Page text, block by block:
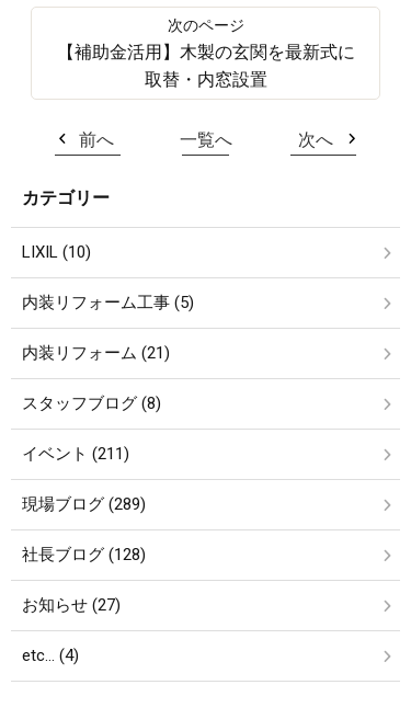
【補助金活用】木製の玄関を最新式に
取替・内窓設置
前へ 一覧へ 次へ
カテゴリー
LIXIL (10)
内装リフォーム工事 (5)
内装リフォーム (21)
スタッフブログ (8)
イベント (211)
現場ブログ (289)
社長ブログ (128)
お知らせ (27)
etc… (4)